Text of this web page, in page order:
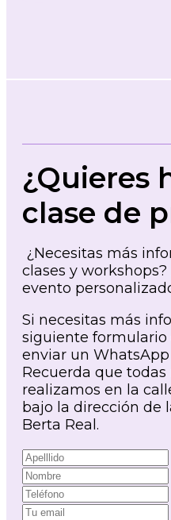
¿Quieres
clase de
¿Necesitas más
clases y
evento
Si necesitas más
siguiente formulario
enviar un
Recuerda que todas
realizamos en la
bajo la dirección de
Berta Real.